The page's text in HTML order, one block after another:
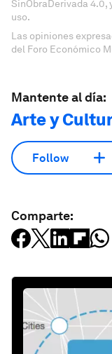
SinObraDerivada 4.0,
uso.
Las opiniones
del Foro Económico
Mantente al día:
Arte y
Follow
Comparte: